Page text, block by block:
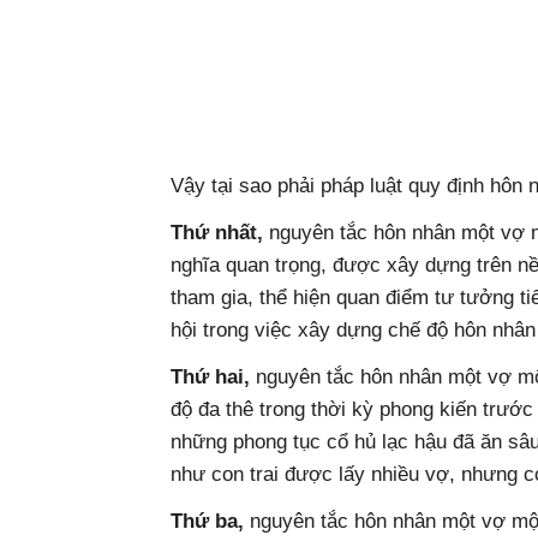
Vậy tại sao phải pháp luật quy định hôn
Thứ nhất, nguyên tắc hôn nhân một vợ
nghĩa quan trọng, được xây dựng trên
tham gia, thể hiện quan điểm tư tưởng
hội trong việc xây dựng chế độ hôn
Thứ hai, nguyên tắc hôn nhân một vợ
độ đa thê trong thời kỳ phong kiến
những phong tục cổ hủ lạc hậu đã ăn
như con trai được lấy nhiều vợ, nhưng
Thứ ba, nguyên tắc hôn nhân một vợ